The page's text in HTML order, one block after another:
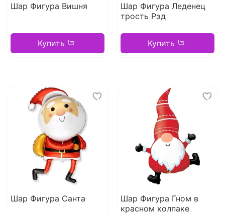
Шар Фигура Вишня
Купить
Шар Фигура Леденец
трость Рэд
Купить
Шар Фигура Санта
Шар Фигура Гном в
красном колпаке